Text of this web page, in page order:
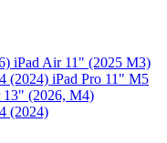
iPad Air 11" (2025 M3)
(2024) iPad Pro 11" M5
13" (2026, M4)
(2024)